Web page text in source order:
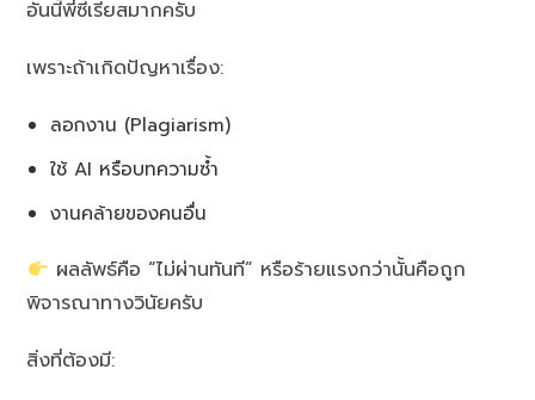
อันนี้พี่ซีเรียสมากครับ
เพราะถ้าเกิดปัญหาเรื่อง:
ลอกงาน (Plagiarism)
ใช้ AI หรือบทความซ้ำ
งานคล้ายของคนอื่น
ผลลัพธ์คือ “ไม่ผ่านทันที” หรือร้ายแรงกว่านั้นคือถูก
พิจารณาทางวินัยครับ
สิ่งที่ต้องมี: